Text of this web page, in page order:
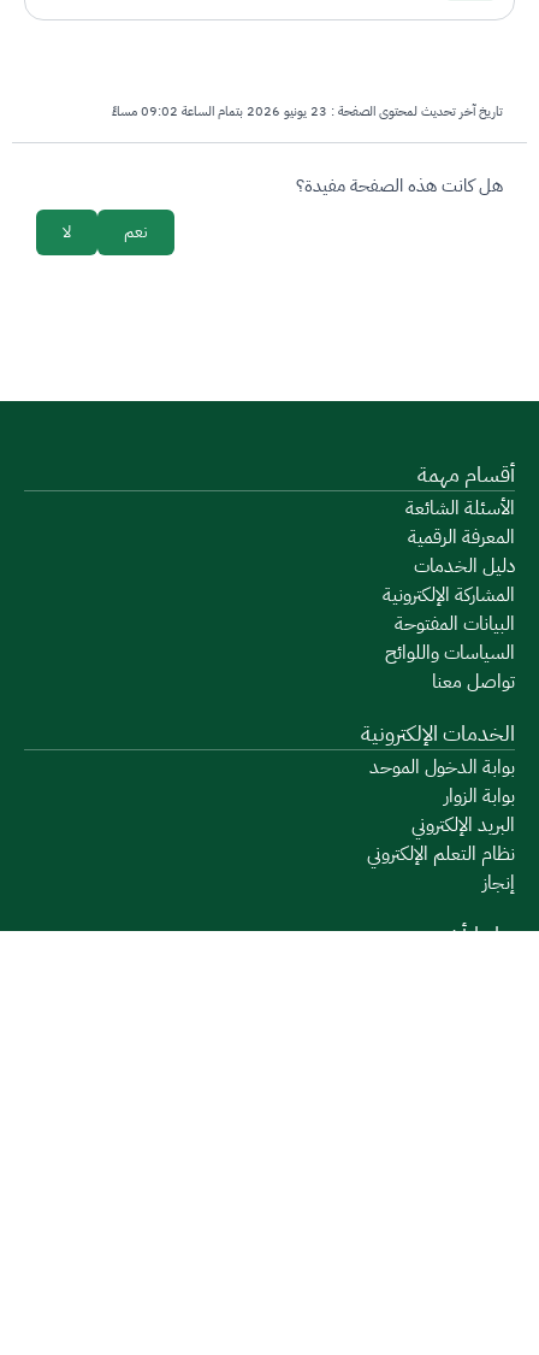
تاريخ آخر تحديث لمحتوى الصفحة : 23 يونيو 2026 بتمام الساعة 09:02 مساءً
survey_v2
هل كانت هذه الصفحة مفيدة؟
لا نعم
أقسام مهمة
الأسئلة الشائعة
المعرفة الرقمية
دليل الخدمات
المشاركة الإلكترونية
البيانات المفتوحة
السياسات واللوائح
تواصل معنا
الخدمات الإلكترونية
بوابة الدخول الموحد
بوابة الزوار
البريد الإلكتروني
نظام التعلم الإلكتروني
إنجاز
روابط أخرى